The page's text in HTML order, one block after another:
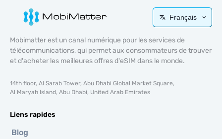
Français
Mobimatter est un canal numérique pour les services de
télécommunications, qui permet aux consommateurs de trouver
et d'acheter les meilleures offres d'eSIM dans le monde.
14th floor, Al Sarab Tower, Abu Dhabi Global Market Square,
Al Maryah Island, Abu Dhabi, United Arab Emirates
Liens rapides
Blog